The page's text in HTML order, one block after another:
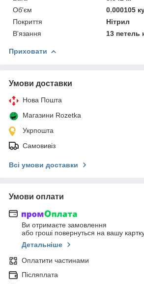
Об'єм
0.000105
Покриття
Нітрил
В'язання
13 петель
Приховати
Умови доставки
Нова Пошта
Магазини Rozetka
Укрпошта
Самовивіз
Всі умови доставки
Умови оплати
Ви отримаєте замовлення
або гроші повернуться на вашу
Детальніше
Оплатити частинами
Післяплата